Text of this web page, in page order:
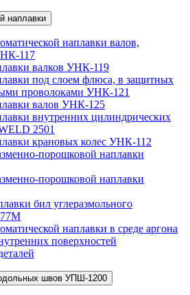
наплавки
наплавки валов,
117
валков УНК-119
под слоем флюса, в защитных
проволоками УНК-121
валов УНК-125
внутренних цилиндрических
2501
крановых колес УНК-112
порошковой наплавки
порошковой наплавки
бил углеразмольного
наплавки в среде аргона
поверхностей
швов УПШ-1200